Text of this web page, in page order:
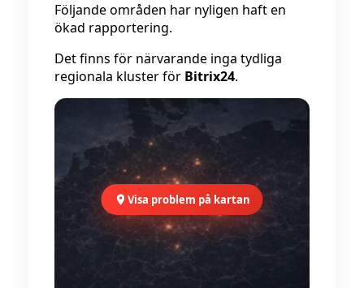
Följande områden har nyligen haft en
ökad rapportering.
Det finns för närvarande inga tydliga
regionala kluster för Bitrix24.
Visa problem på kartan